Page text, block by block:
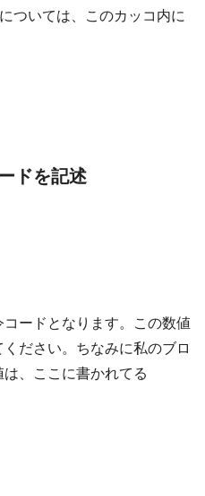
ついては、このカッコ内に
ドを記述
ードとなります。この数値
ださい。ちなみに私のブロ
、ここに書かれてる